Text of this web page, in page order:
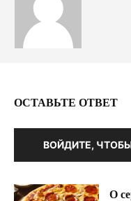
ОСТАВЬТЕ ОТВЕТ
ВОЙДИТЕ,
О